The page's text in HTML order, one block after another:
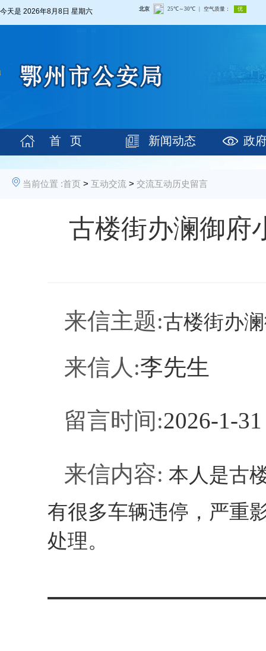
今天是 2026年8月8日 星期六
首 页 新闻动态 政
当前位置 :首页 > 互动交流 > 交流互动历史留言
古楼街办澜御府
来信主题:古楼街办
来信人 :李先生
留言时间:2026-1-31
来信内容: 本人是古
有很多车辆违停，严重
处理。